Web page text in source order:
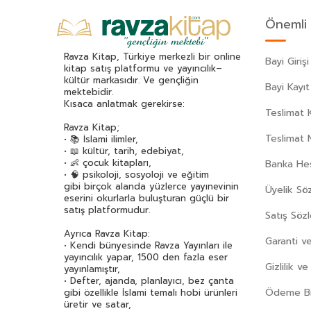
Aytül Akal(169)
Aziz Nesin(125)
Aziz Sivaslıoğlu(34)
Bahar Çelik(37)
Beatrix Potter(59)
Behiç Ak(42)
Berrin Göncü Işıkoğlu(32)
Bertrand Russell(32)
Bestami Yazgan(70)
Beydeba(42)
Bilgenur Çorlu(37)
Bilgin Adalı(75)
Binnur Şafak Nigiz(76)
Birsen Ekim Özen(133)
Ravza Kitap, Türkiye merkezli bir online
kitap satış platformu ve yayıncılık–
kültür markasıdır. Ve gençliğin
mektebidir.
Kısaca anlatmak gerekirse:
Ravza Kitap;
• 📚 İslami ilimler,
• 📖 kültür, tarih, edebiyat,
• 👶 çocuk kitapları,
• 🧠 psikoloji, sosyoloji ve eğitim
gibi birçok alanda yüzlerce yayınevinin
eserini okurlarla buluşturan güçlü bir
satış platformudur.
Ayrıca Ravza Kitap:
• Kendi bünyesinde Ravza Yayınları ile
yayıncılık yapar, 1500 den fazla eser
yayınlamıştır,
• Defter, ajanda, planlayıcı, bez çanta
gibi özellikle İslami temalı hobi ürünleri
üretir ve satar,
Bayi Girişi
Bayi Kayıt
Teslimat
Teslimat
Banka
Üyelik
Satış
Garanti
Gizlilik
Ödeme